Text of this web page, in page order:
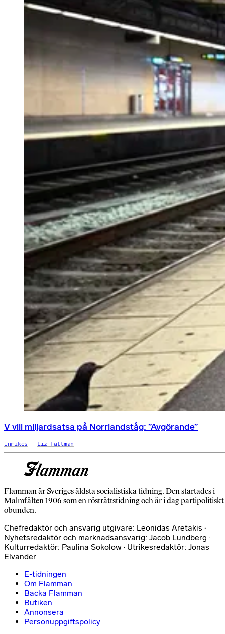
V vill miljardsatsa på Norrlandståg: ”Avgörande”
Inrikes Liz Fällman
Flamman är Sveriges äldsta socialistiska tidning. Den startades i
Malmfälten 1906 som en rösträttstidning och är i dag partipolitiskt
obunden.
Chefredaktör och ansvarig utgivare: Leonidas Aretakis ·
Nyhetsredaktör och marknadsansvarig: Jacob Lundberg ·
Kulturredaktör: Paulina Sokolow · Utrikesredaktör: Jonas
Elvander
E-tidningen
Om Flamman
Backa Flamman
Butiken
Annonsera
Personuppgiftspolicy